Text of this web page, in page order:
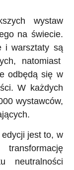
wystaw
na świecie.
i warsztaty są
natomiast
odbędą się w
W każdych
wystawców,
jest to, w
neutralności